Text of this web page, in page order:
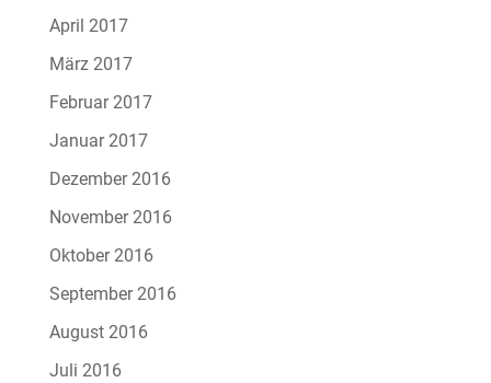
April 2017
März 2017
Februar 2017
Januar 2017
Dezember 2016
November 2016
Oktober 2016
September 2016
August 2016
Juli 2016